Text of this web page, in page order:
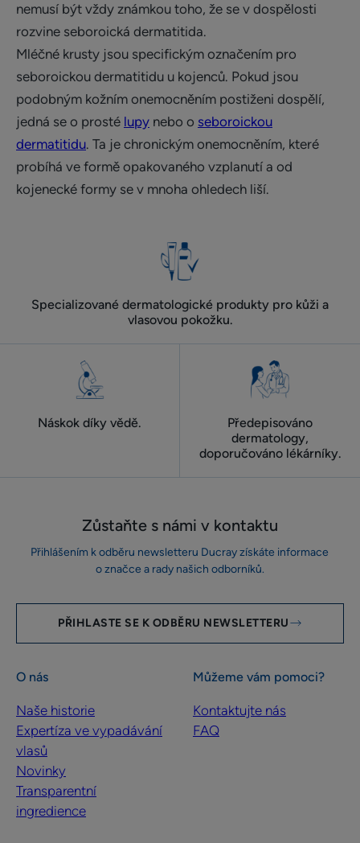
nemusí být vždy známkou toho, že se v dospělosti
rozvine seboroická dermatitida.
Mléčné krusty jsou specifickým označením pro
seboroickou dermatitidu u kojenců. Pokud jsou
podobným kožním onemocněním postiženi dospělí,
jedná se o prosté lupy nebo o seboroickou
dermatitidu. Ta je chronickým onemocněním, které
probíhá ve formě opakovaného vzplanutí a od
kojenecké formy se v mnoha ohledech liší.
Specializované dermatologické produkty pro kůži a
vlasovou pokožku.
Náskok díky vědě.
Předepisováno
dermatology,
doporučováno lékárníky.
Zůstaňte s námi v kontaktu
Přihlášením k odběru newsletteru Ducray získáte informace
o značce a rady našich odborníků.
PŘIHLASTE SE K ODBĚRU NEWSLETTERU
O nás
Naše historie
Expertíza ve vypadávání
vlasů
Novinky
Transparentní
ingredience
Můžeme vám pomoci?
Kontaktujte nás
FAQ